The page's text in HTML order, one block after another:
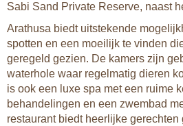
Sabi Sand Private Reserve, naast
Arathusa biedt uitstekende
spotten en een moeilijk te vinden
geregeld gezien. De kamers zijn
waterhole waar regelmatig dieren
is ook een luxe spa met een ruime
behandelingen en een zwembad
restaurant biedt heerlijke gerechten